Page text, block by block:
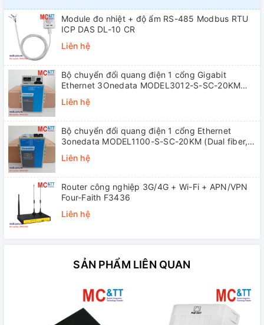
Module đo nhiệt + độ ẩm RS-485 Modbus RTU
ICP DAS DL-10 CR
Liên hệ
Bộ chuyển đổi quang điện 1 cổng Gigabit
Ethernet 3Onedata MODEL3012-S-SC-20KM
Liên hệ
Bộ chuyển đổi quang điện 1 cổng Ethernet
3onedata MODEL1100-S-SC-20KM (Dual fiber,
Liên hệ
Router công nghiệp 3G/4G + Wi-Fi + APN/VPN
Four-Faith F3436
Liên hệ
SẢN PHẨM LIÊN QUAN